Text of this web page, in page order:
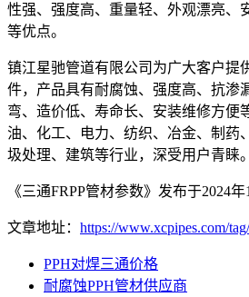
性强、强度高、重量轻、外观漂亮、
等优点。
镇江星驰管道有限公司为广大客户提
件，产品具有耐腐蚀、强度高、抗渗
弯、造价低、寿命长、安装维修方便
油、化工、电力、纺织、冶金、制药
圾处理、建筑等行业，深受用户青睐。
《三通FRPP管材参数》发布于2024年
文章地址： https://www.xcpipes.com/
PPH对焊三通价格
耐腐蚀PPH管材供应商